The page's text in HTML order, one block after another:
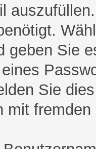
geben Sie
Sie
mit